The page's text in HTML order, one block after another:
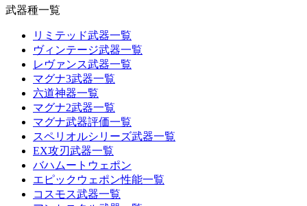
武器種一覧
リミテッド武器一覧
ヴィンテージ武器一覧
レヴァンス武器一覧
マグナ3武器一覧
六道神器一覧
マグナ2武器一覧
マグナ武器評価一覧
スペリオルシリーズ武器一覧
EX攻刃武器一覧
バハムートウェポン
エピックウェポン性能一覧
コスモス武器一覧